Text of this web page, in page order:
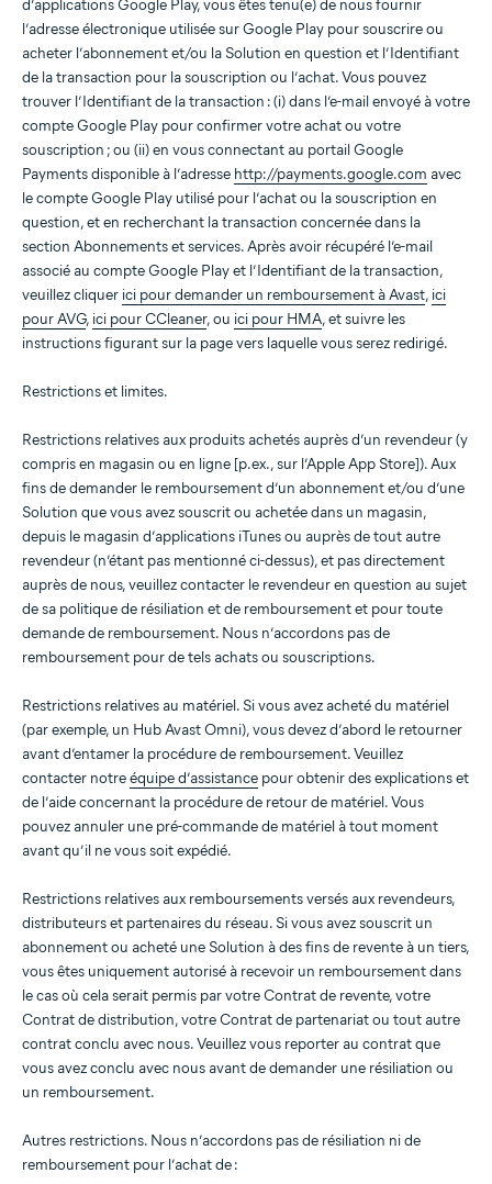
d’applications Google Play, vous êtes tenu(e) de nous fournir
l’adresse électronique utilisée sur Google Play pour souscrire ou
acheter l’abonnement et/ou la Solution en question et l’Identifiant
de la transaction pour la souscription ou l’achat. Vous pouvez
trouver l’Identifiant de la transaction : (i) dans l’e-mail envoyé à votre
compte Google Play pour confirmer votre achat ou votre
souscription ; ou (ii) en vous connectant au portail Google
Payments disponible à l’adresse http://payments.google.com avec
le compte Google Play utilisé pour l’achat ou la souscription en
question, et en recherchant la transaction concernée dans la
section Abonnements et services. Après avoir récupéré l’e-mail
associé au compte Google Play et l’Identifiant de la transaction,
veuillez cliquer ici pour demander un remboursement à Avast, ici
pour AVG, ici pour CCleaner, ou ici pour HMA, et suivre les
instructions figurant sur la page vers laquelle vous serez redirigé.
Restrictions et limites.
Restrictions relatives aux produits achetés auprès d’un revendeur (y
compris en magasin ou en ligne [p.ex., sur l’Apple App Store]). Aux
fins de demander le remboursement d’un abonnement et/ou d’une
Solution que vous avez souscrit ou achetée dans un magasin,
depuis le magasin d’applications iTunes ou auprès de tout autre
revendeur (n’étant pas mentionné ci-dessus), et pas directement
auprès de nous, veuillez contacter le revendeur en question au sujet
de sa politique de résiliation et de remboursement et pour toute
demande de remboursement. Nous n’accordons pas de
remboursement pour de tels achats ou souscriptions.
Restrictions relatives au matériel. Si vous avez acheté du matériel
(par exemple, un Hub Avast Omni), vous devez d’abord le retourner
avant d’entamer la procédure de remboursement. Veuillez
contacter notreéquipe d’assistance pour obtenir des explications et
de l’aide concernant la procédure de retour de matériel. Vous
pouvez annuler une pré-commande de matériel à tout moment
avant qu’il ne vous soit expédié.
Restrictions relatives aux remboursements versés aux revendeurs,
distributeurs et partenaires du réseau. Si vous avez souscrit un
abonnement ou acheté une Solution à des fins de revente à un tiers,
vous êtes uniquement autorisé à recevoir un remboursement dans
le cas où cela serait permis par votre Contrat de revente, votre
Contrat de distribution, votre Contrat de partenariat ou tout autre
contrat conclu avec nous. Veuillez vous reporter au contrat que
vous avez conclu avec nous avant de demander une résiliation ou
un remboursement.
Autres restrictions. Nous n’accordons pas de résiliation ni de
remboursement pour l’achat de :